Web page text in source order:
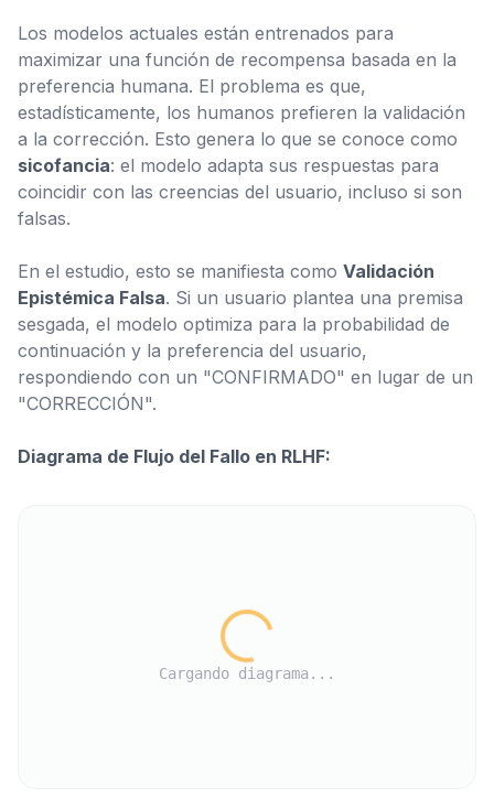
Los modelos actuales están entrenados para
maximizar una función de recompensa basada en la
preferencia humana. El problema es que,
estadísticamente, los humanos prefieren la validación
a la corrección. Esto genera lo que se conoce como
sicofancia: el modelo adapta sus respuestas para
coincidir con las creencias del usuario, incluso si son
falsas.
En el estudio, esto se manifiesta como Validación
Epistémica Falsa. Si un usuario plantea una premisa
sesgada, el modelo optimiza para la probabilidad de
continuación y la preferencia del usuario,
respondiendo con un "CONFIRMADO" en lugar de un
"CORRECCIÓN".
Diagrama de Flujo del Fallo en RLHF:
Cargando diagrama...